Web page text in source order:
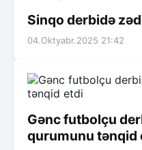
Sinqo derbidə
04.Oktyabr.2025 21:42
Gənc futbolçu
qurumunu tənqid